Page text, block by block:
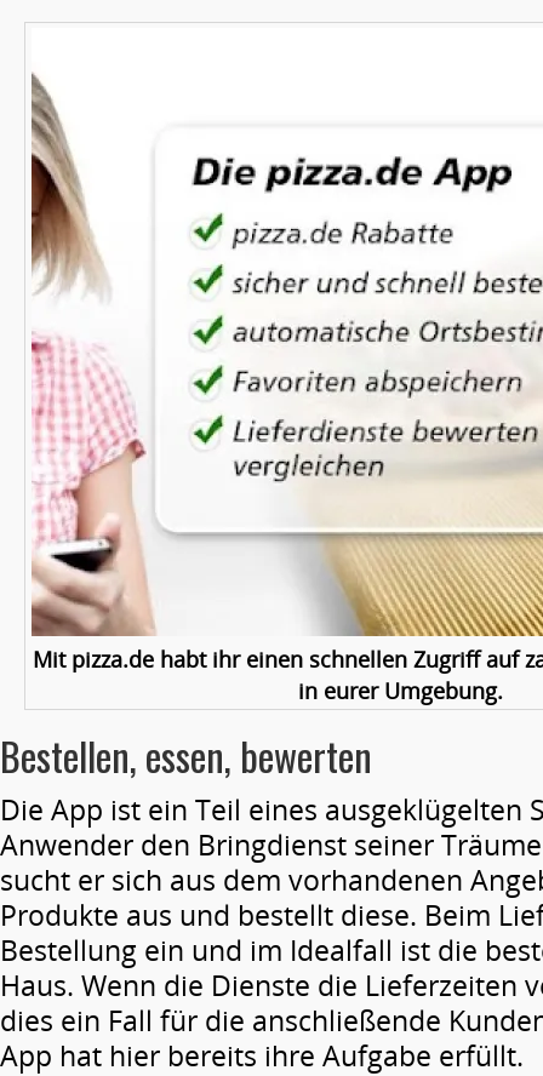
Mit pizza.de habt ihr einen schnellen Zugriff auf
in eurer Umgebung.
Bestellen, essen, bewerten
Die App ist ein Teil eines ausgeklügelten
Anwender den Bringdienst seiner
sucht er sich aus dem vorhandenen
Produkte aus und bestellt diese. Beim
Bestellung ein und im Idealfall ist die
Haus. Wenn die Dienste die Lieferzeiten
dies ein Fall für die anschließende
App hat hier bereits ihre Aufgabe erfüllt.